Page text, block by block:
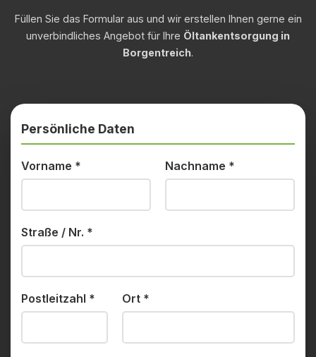
Füllen Sie das Formular aus und wir erstellen Ihnen gerne ein
unverbindliches Angebot für Ihre Öltankentsorgung in
Borgentreich.
Persönliche Daten
Vorname * Nachname *
Straße / Nr. *
Postleitzahl * Ort *